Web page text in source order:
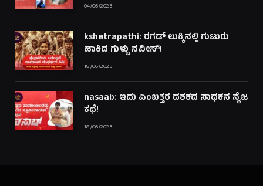
04/06/2023
kshetrapathi: ರಗಡ್ ಲುಕ್ಕಿನಲ್ಲಿ ಗುಟುರು
ಹಾಕಿದ ಗುಳ್ಟು ನವೀನ್!
18/06/2023
nasaab: ಇದು ಎಂಬತ್ತರ ದಶಕದ ಸಾಧಕನ ನೈಜ
ಕಥೆ!
18/06/2023